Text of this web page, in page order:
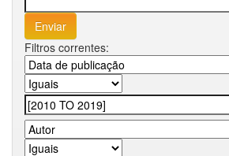
Filtros correntes: